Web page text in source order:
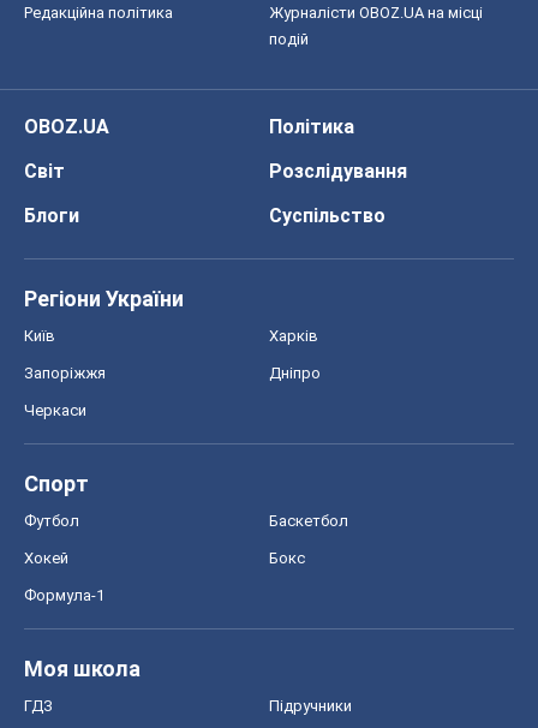
Редакційна політика
Журналісти OBOZ.UA на місці
подій
OBOZ.UA
Політика
Світ
Розслідування
Блоги
Суспільство
Регіони України
Київ Харків
Запоріжжя Дніпро
Черкаси
Спорт
Футбол Баскетбол
Хокей Бокс
Формула-1
Моя школа
ГДЗ Підручники